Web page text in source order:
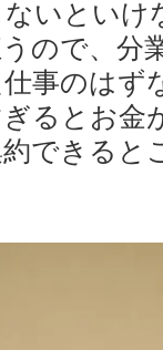
いといけ
ので、分
事のはず
るとお金
できると